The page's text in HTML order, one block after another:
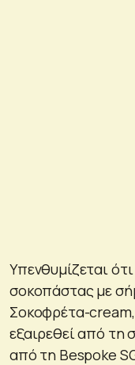
Υπενθυμίζεται
σοκοπάστας με
Σοκοφρέτα-
εξαιρεθεί από τη
από τη Bespoke